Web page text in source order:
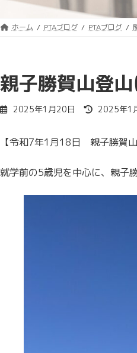
ホーム PTAブログ PTAブログ
親子勝賀山登
2025年1月20日
最
新
:
2025年1
【令和7年1月18日 親子勝賀山
就学前の5歳児を中心に、親子